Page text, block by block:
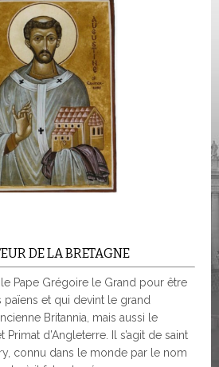
DE LA BRETAGNE
Pape Grégoire le Grand pour être
païens et qui devint le grand
Britannia, mais aussi le
d’Angleterre. Il s’agit de saint
connu dans le monde par le nom